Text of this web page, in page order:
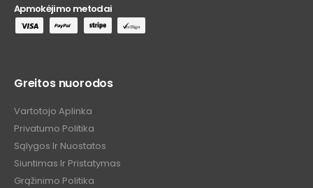
Apmokėjimo metodai
Greitos nuorodos
Vartotojo Aplinka
Privatumo Politika
Sąlygos Ir Nuostatos
Siuntimas Ir Pristatymas
Grąžinimo Politika